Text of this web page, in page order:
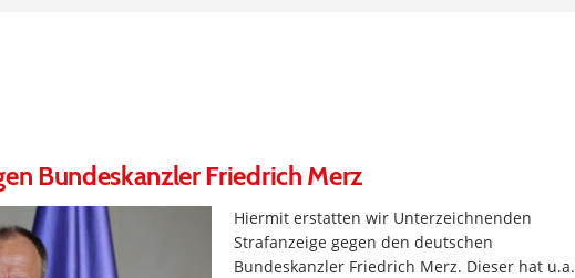
Bundeskanzler Friedrich Merz
Hiermit erstatten wir Unterzeichnenden
Strafanzeige gegen den deutschen
Bundeskanzler Friedrich Merz. Dieser hat u.a.